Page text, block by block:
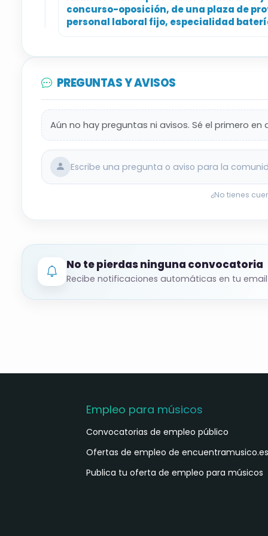
concurso-oposición, de una plaza de
personal laboral fijo, especialidad
PREGUNTAS Y AVISOS
Aún no hay preguntas ni avisos. Sé el primero
Escribe una pregunta o aviso para la
¿No tienes
No te pierdas ninguna convocatoria
Recibe notificaciones automáticas en tu
Empleo para músicos
Convocatorias de empleo público
Ofertas de empleo de encuentramusico.es
Publica tu oferta de empleo para músicos